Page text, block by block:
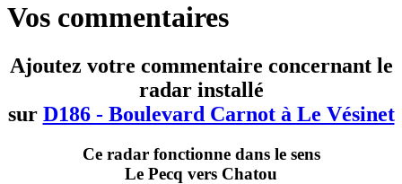
Vos commentaires
Ajoutez votre commentaire concernant le
radar installé
sur D186 - Boulevard Carnot à Le Vésinet
Ce radar fonctionne dans le sens
Le Pecq vers Chatou